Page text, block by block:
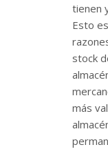
tienen
Esto
stock
más